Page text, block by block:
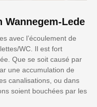
Wannegem-Lede
avec l’écoulement de
WC. Il est fort
Que se soit causé par
une accumulation de
canalisations, ou dans
soient bouchées par les